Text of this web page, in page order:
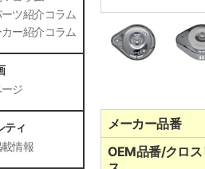
ツ紹介コラム
ー紹介コラム
ジ
ティ
載情報
メーカー品番
OEM品番/クロ